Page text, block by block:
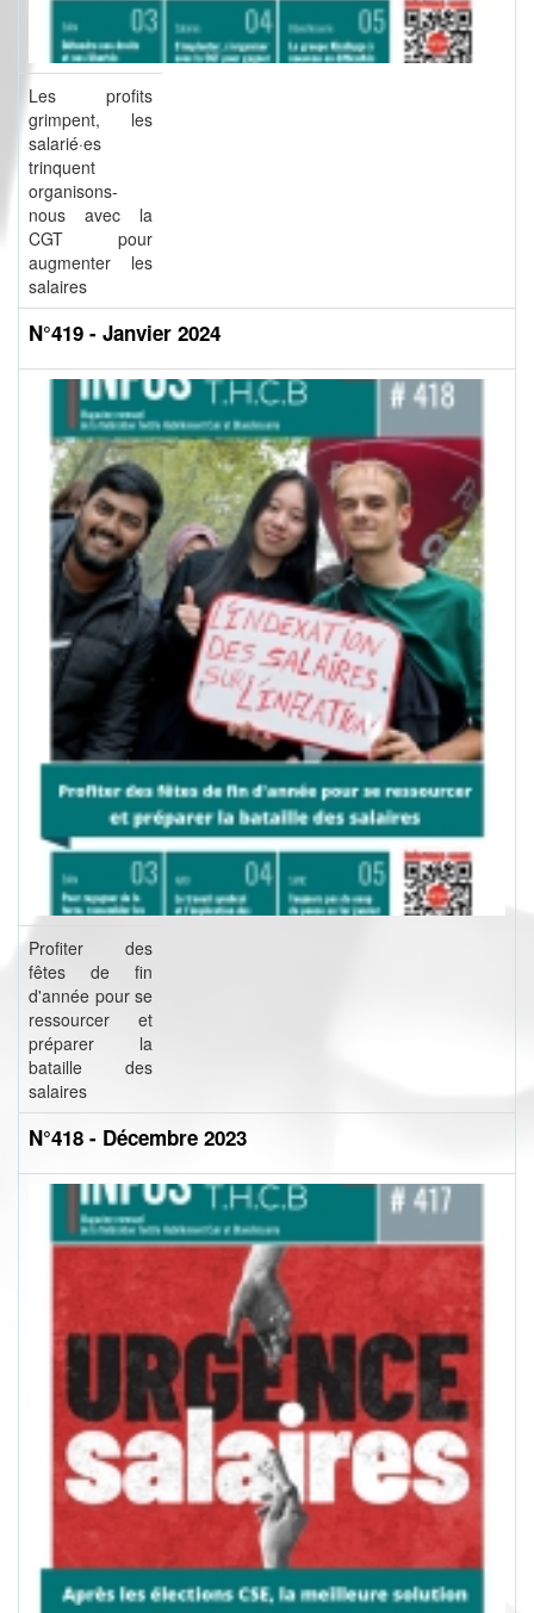
Les profits
grimpent, les
salarié·es
trinquent
organisons-
nous avec la
CGT pour
augmenter les
salaires
N°419 - Janvier 2024
Profiter des
fêtes de fin
d'année pour se
ressourcer et
préparer la
bataille des
salaires
N°418 - Décembre 2023